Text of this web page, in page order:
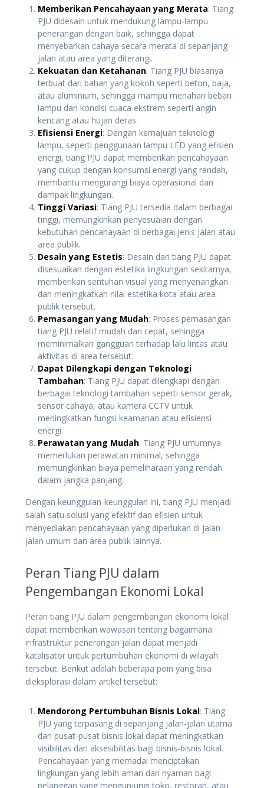
Memberikan Pencahayaan yang Merata: Tiang
PJU didesain untuk mendukung lampu-lampu
penerangan dengan baik, sehingga dapat
menyebarkan cahaya secara merata di sepanjang
jalan atau area yang diterangi.
Kekuatan dan Ketahanan: Tiang PJU biasanya
terbuat dari bahan yang kokoh seperti beton, baja,
atau aluminium, sehingga mampu menahan beban
lampu dan kondisi cuaca ekstrem seperti angin
kencang atau hujan deras.
Efisiensi Energi: Dengan kemajuan teknologi
lampu, seperti penggunaan lampu LED yang efisien
energi, tiang PJU dapat memberikan pencahayaan
yang cukup dengan konsumsi energi yang rendah,
membantu mengurangi biaya operasional dan
dampak lingkungan.
Tinggi Variasi: Tiang PJU tersedia dalam berbagai
tinggi, memungkinkan penyesuaian dengan
kebutuhan pencahayaan di berbagai jenis jalan atau
area publik.
Desain yang Estetis: Desain dari tiang PJU dapat
disesuaikan dengan estetika lingkungan sekitarnya,
memberikan sentuhan visual yang menyenangkan
dan meningkatkan nilai estetika kota atau area
publik tersebut.
Pemasangan yang Mudah: Proses pemasangan
tiang PJU relatif mudah dan cepat, sehingga
meminimalkan gangguan terhadap lalu lintas atau
aktivitas di area tersebut.
Dapat Dilengkapi dengan Teknologi
Tambahan: Tiang PJU dapat dilengkapi dengan
berbagai teknologi tambahan seperti sensor gerak,
sensor cahaya, atau kamera CCTV untuk
meningkatkan fungsi keamanan atau efisiensi
energi.
Perawatan yang Mudah: Tiang PJU umumnya
memerlukan perawatan minimal, sehingga
memungkinkan biaya pemeliharaan yang rendah
dalam jangka panjang.
Dengan keunggulan-keunggulan ini, tiang PJU menjadi
salah satu solusi yang efektif dan efisien untuk
menyediakan pencahayaan yang diperlukan di jalan-
jalan umum dan area publik lainnya.
Peran Tiang PJU dalam
Pengembangan Ekonomi Lokal
Peran tiang PJU dalam pengembangan ekonomi lokal
dapat memberikan wawasan tentang bagaimana
infrastruktur penerangan jalan dapat menjadi
katalisator untuk pertumbuhan ekonomi di wilayah
tersebut. Berikut adalah beberapa poin yang bisa
dieksplorasi dalam artikel tersebut:
Mendorong Pertumbuhan Bisnis Lokal: Tiang
PJU yang terpasang di sepanjang jalan-jalan utama
dan pusat-pusat bisnis lokal dapat meningkatkan
visibilitas dan aksesibilitas bagi bisnis-bisnis lokal.
Pencahayaan yang memadai menciptakan
lingkungan yang lebih aman dan nyaman bagi
pelanggan yang mengunjungi toko, restoran, atau